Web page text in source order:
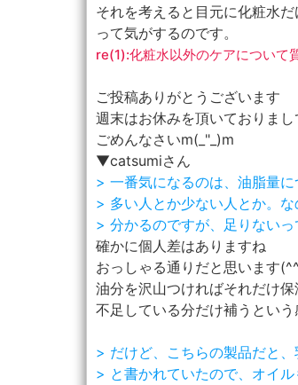
それを考えると目元に化粧水
って気がするのです。
re(1):化粧水以外のケアについて
ご投稿ありがとうございます
週末はお休みを頂いておりま
ごめんなさいm(_"_)m
▼catsumiさん
> 一番気になるのは、油脂量
> 多い人とか少ない人とか。
> 分かるのですが、足りない
確かに個人差はありますね
おっしゃる通りだと思います
油分を沢山つければそれだけ
不足している分だけ補うとい
> だけど、こちらの製品だと、
> と書かれていたので、オイル